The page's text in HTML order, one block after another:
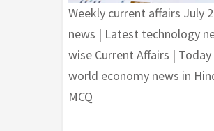
Weekly current affairs July
news | Latest technology
wise Current Affairs |
world economy news in
MCQ